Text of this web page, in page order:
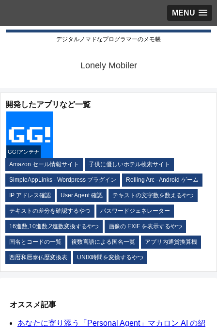
MENU
デジタルノマドなプログラマーのメモ帳
Lonely Mobiler
開発したアプリなど一覧
GG!アンテナ
Amazon セール情報サイト 子供に優しいホテル検索サイト
SimpleAppLinks - Wordpress プラグイン Rolling Arc - Android ゲーム
IP アドレス確認 User Agent 確認 テキストの文字数を数えるやつ
テキストの差分を確認するやつ パスワードジェネレーター
16進数,10進数,2進数変換するやつ 画像の EXIF を表示するやつ
国名とコードの一覧 複数言語による国名一覧 アプリ内通貨換算機
西暦和暦泰仏歴変換表 UNIX時間を変換するやつ
オススメ記事
あなたに寄り添う「Personal Agent」マカロン AI の紹